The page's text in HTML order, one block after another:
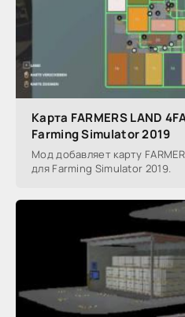
Карта FARMERS LAND
Farming Simulator 2019
Мод добавляет карту
для Farming Simulator 2019.